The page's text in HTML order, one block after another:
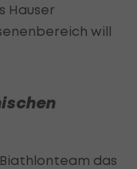
Hauser
will
das